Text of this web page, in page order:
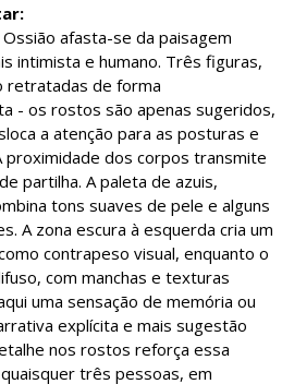
afasta-se da paisagem
intimista e humano. Três figuras,
retratadas de forma
- os rostos são apenas sugeridos,
a atenção para as posturas e
proximidade dos corpos transmite
partilha. A paleta de azuis,
tons suaves de pele e alguns
A zona escura à esquerda cria um
contrapeso visual, enquanto o
com manchas e texturas
uma sensação de memória ou
explícita e mais sugestão
nos rostos reforça essa
três pessoas, em